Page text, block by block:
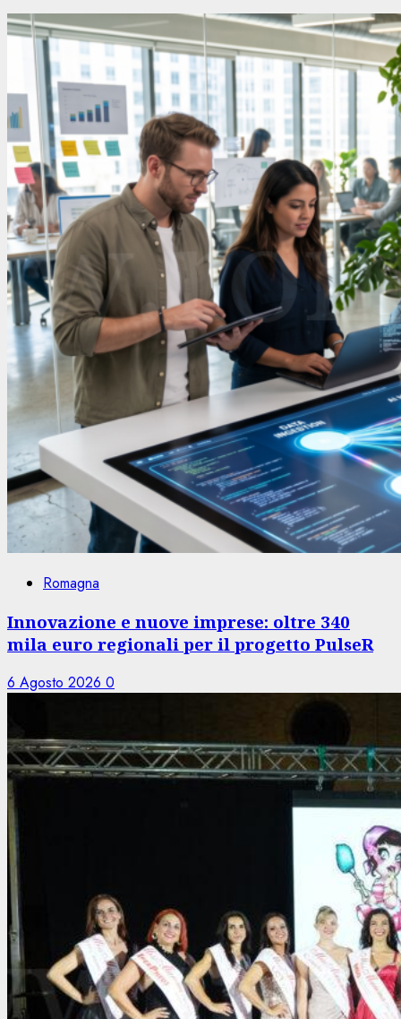
Romagna
Innovazione e nuove imprese: oltre 340
mila euro regionali per il progetto PulseR
6 Agosto 2026 0